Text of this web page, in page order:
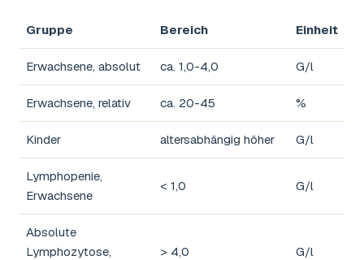
Gruppe Bereich Einheit
Erwachsene, absolut ca. 1,0-4,0 G/l
Erwachsene, relativ ca. 20-45 %
Kinder altersabhängig höher G/l
Lymphopenie,
Erwachsene
< 1,0 G/l
Absolute
Lymphozytose,
> 4,0 G/l